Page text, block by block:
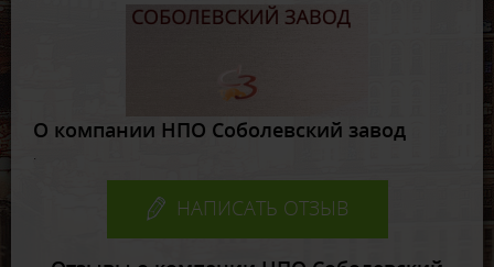
О компании НПО Соболевский завод
.
НАПИСАТЬ ОТЗЫВ